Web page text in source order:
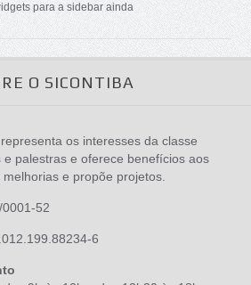
para a sidebar ainda
O SICONTIBA
os interesses da classe
palestras e oferece benefícios aos
e propõe projetos.
52
6